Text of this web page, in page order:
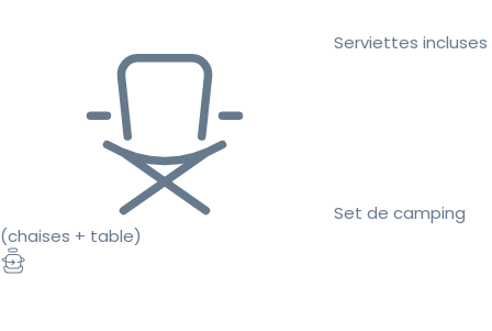
Serviettes incluses
Set de camping
(chaises + table)